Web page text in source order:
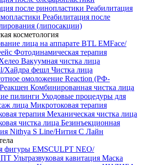
после ринопластики Реабилитация
Реабилитация после
(липосакции)
косметология
лица на аппарате BTL EMFace/
Фотодинамическая терапия
Вакуумная чистка лица
Хайдра фешл Чистка лица
омоложение Reaction (РФ-
Комбинированная чистка лица
пилинги Уходовые процедуры для
лица Микротоковая терапия
терапия Механическая чистка лица
чистка лица Безинъекционная
Nithya S Line/Нития С Лайн
фигуры EMSCULPT NEO/
Ультразвуковая кавитация Маска